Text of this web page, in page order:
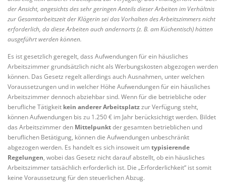
der Ansicht, angesichts des sehr geringen Anteils dieser Arbeiten im Verhältnis
zur Gesamtarbeitszeit der Klägerin sei das Vorhalten des Arbeitszimmers nicht
erforderlich, da diese Arbeiten auch andernorts (z. B. am Küchentisch) hätten
ausgeführt werden können.
Es ist gesetzlich geregelt, dass Aufwendungen für ein häusliches
Arbeitszimmer grundsätzlich nicht als Werbungskosten abgezogen werden
können. Das Gesetz regelt allerdings auch Ausnahmen, unter welchen
Voraussetzungen und in welcher Höhe Aufwendungen für ein häusliches
Arbeitszimmer dennoch abziehbar sind. Wenn für die betriebliche oder
berufliche Tätigkeit kein anderer Arbeitsplatzzur Verfügung steht,
können Aufwendungen bis zu 1.250 € im Jahr berücksichtigt werden. Bildet
das Arbeitszimmer den Mittelpunktder gesamten betrieblichen und
beruflichen Betätigung, können die Aufwendungen unbeschränkt
abgezogen werden. Es handelt es sich insoweit um typisierende
Regelungen, wobei das Gesetz nicht darauf abstellt, ob ein häusliches
Arbeitszimmer tatsächlich erforderlich ist. Die „Erforderlichkeit“ ist somit
keine Voraussetzung für den steuerlichen Abzug.